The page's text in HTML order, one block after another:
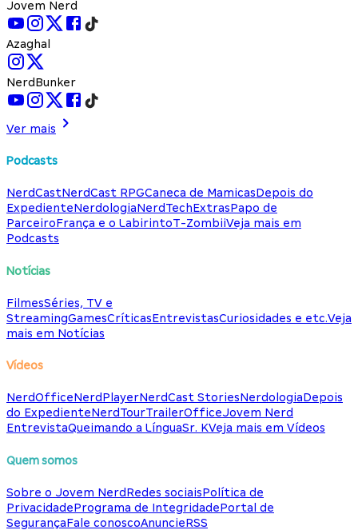
Jovem Nerd
Azaghal
NerdBunker
Ver mais
Podcasts
NerdCastNerdCast RPGCaneca de MamicasDepois do
ExpedienteNerdologiaNerdTechExtrasPapo de
ParceiroFrança e o LabirintoT-ZombiiVeja mais em
Podcasts
Notícias
FilmesSéries, TV e
StreamingGamesCríticasEntrevistasCuriosidades e etc.Veja
mais em Notícias
Vídeos
NerdOfficeNerdPlayerNerdCast StoriesNerdologiaDepois
do ExpedienteNerdTourTrailerOfficeJovem Nerd
EntrevistaQueimando a LínguaSr. KVeja mais em Vídeos
Quem somos
Sobre o Jovem NerdRedes sociaisPolítica de
PrivacidadePrograma de IntegridadePortal de
SegurançaFale conoscoAnuncieRSS